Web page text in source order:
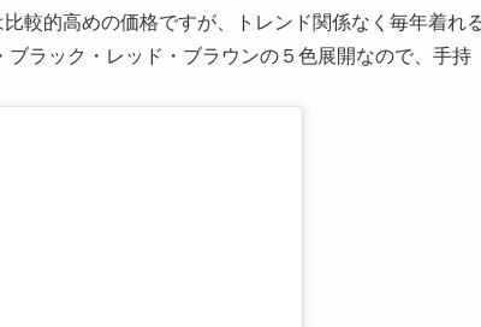
較的高めの価格ですが、トレンド関係なく毎年着れ
ラック・レッド・ブラウンの５色展開なので、手持